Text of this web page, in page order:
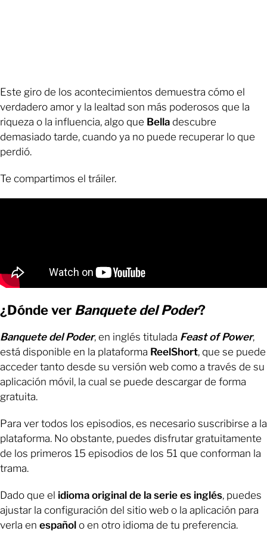
Este giro de los acontecimientos demuestra cómo el
verdadero amor y la lealtad son más poderosos que la
riqueza o la influencia, algo que Bella descubre
demasiado tarde, cuando ya no puede recuperar lo que
perdió.
Te compartimos el tráiler.
¿Dónde ver Banquete del Poder?
Banquete del Poder, en inglés titulada Feast of Power,
está disponible en la plataforma ReelShort, que se puede
acceder tanto desde su versión web como a través de su
aplicación móvil, la cual se puede descargar de forma
gratuita.
Para ver todos los episodios, es necesario suscribirse a la
plataforma. No obstante, puedes disfrutar gratuitamente
de los primeros 15 episodios de los 51 que conforman la
trama.
Dado que el idioma original de la serie es inglés, puedes
ajustar la configuración del sitio web o la aplicación para
verla en español o en otro idioma de tu preferencia.